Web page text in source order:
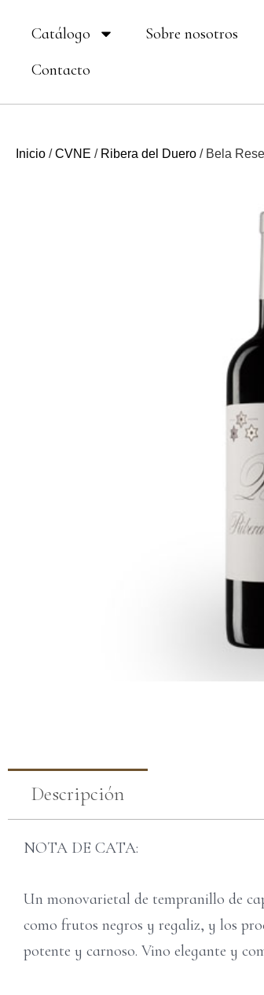
contenido
Catálogo
Sobre nosotros
Contacto
Inicio /CVNE / Ribera del Duero / Bela
Descripción
NOTA DE CATA:
Un monovarietal de tempranillo de
como frutos negros y regaliz, y los
potente y carnoso. Vino elegante y